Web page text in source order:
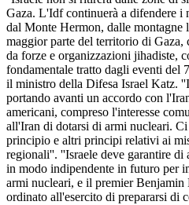
Gaza. L'Idf continuerà a difendere
dal Monte Hermon, dalle montagne
maggior parte del territorio di Gaza,
da forze e organizzazioni jihadiste,
fondamentale tratto dagli eventi del
il ministro della Difesa Israel Katz.
portando avanti un accordo con
americani, compreso l'interesse
all'Iran di dotarsi di armi nucleari. Ci
principio e altri principi relativi ai
regionali''. ''Israele deve garantire di
in modo indipendente in futuro per
armi nucleari, e il premier Benjamin
ordinato all'esercito di prepararsi di